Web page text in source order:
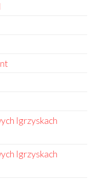
Igrzyskach
Igrzyskach